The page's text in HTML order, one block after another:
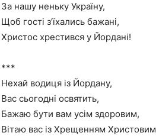
За нашу неньку Україну,
Щоб гості з’їхались бажані,
Христос хрестився у Йордані!
***
Нехай водиця із Йордану,
Вас сьогодні освятить,
Бажаю бути вам усім здоровим,
Вітаю вас із Хрещенням